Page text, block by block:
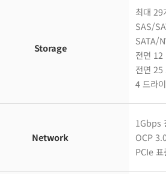
Storage
최대 29
SAS/
SATA/
전면 12
전면 25
4 드라
Network
1Gbps
OCP
PCIe